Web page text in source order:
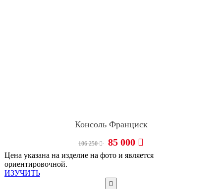
Консоль Франциск
106 250 85 000
Цена указана на изделие на фото и является
ориентировочной.
ИЗУЧИТЬ